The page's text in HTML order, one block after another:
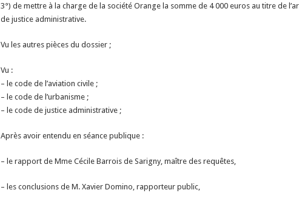
3°) de mettre à la charge de la société Orange la somme de 4 000 euros au titre de
de justice administrative.
Vu les autres pièces du dossier ;
Vu :
– le code de l’aviation civile ;
– le code de l’urbanisme ;
– le code de justice administrative ;
Après avoir entendu en séance publique :
– le rapport de Mme Cécile Barrois de Sarigny, maître des requêtes,
– les conclusions de M. Xavier Domino, rapporteur public,